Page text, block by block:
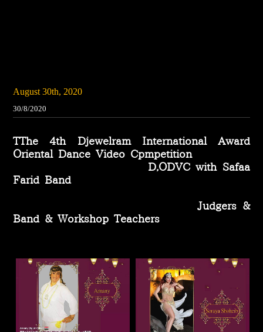
August 30th, 2020
30/8/2020
TThe 4th Djewelram International Award
Oriental Dance Video Cpmpetition
D,ODVC with Safaa
Farid Band
Judgers &
Band & Workshop Teachers